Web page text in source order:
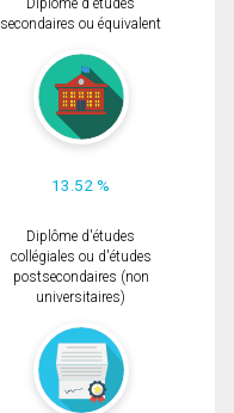
Diplôme d'études
secondaires ou équivalent
13.52 %
Diplôme d'études
collégiales ou d'études
postsecondaires (non
universitaires)